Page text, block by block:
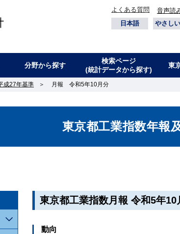
よくある質問 音声読
日本語
やさし
分野から探す
検索ページ
(統計データから探す)
東
成27年基準 ＞ 月報 令和5年10月分
東京都工業指数年報
東京都工業指数月報 令和5年10
動向